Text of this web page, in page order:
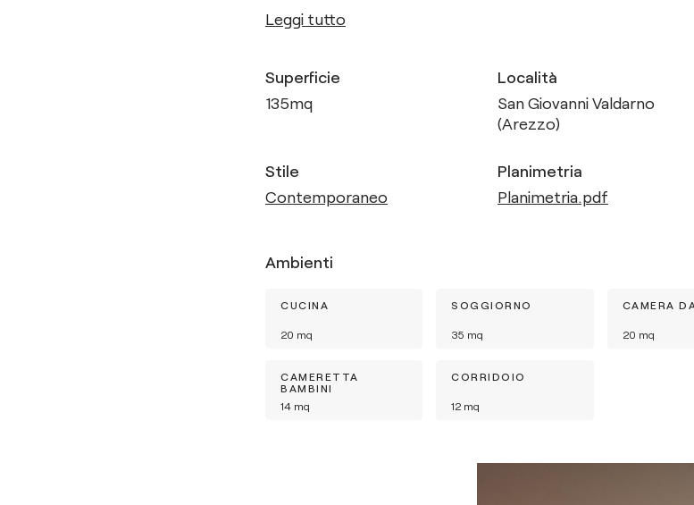
Leggi tutto
Superficie
135mq
Località
San Giovanni Valdarno
(Arezzo)
Stile
Contemporaneo
Planimetria
Planimetria.pdf
Ambienti
CUCINA
20 mq
SOGGIORNO
35 mq
CAMERA
20 mq
CAMERETTA
BAMBINI
14 mq
CORRIDOIO
12 mq